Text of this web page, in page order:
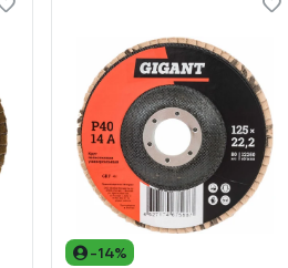
-14%